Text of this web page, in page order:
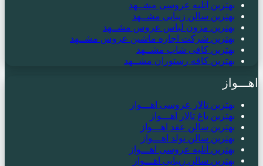
بهترین آتلیه عروسی مشــهد
بهترین سالن زیبایی مشــهد
بهترین مزون لباس عروس مشــهد
بهترین شرکت اجاره ماشین عروس مشــهد
بهترین کافی شاپ مشــهد
بهترین کافه رستوران مشــهد
اهـــواز
بهترین تالار عروسی اهـــواز
بهترین باغ تالار اهـــواز
بهترین سالن عقد اهـــواز
بهترین سالن تولد اهـــواز
بهترین آتلیه عروسی اهـــواز
بهترین سالن زیبایی اهـــواز